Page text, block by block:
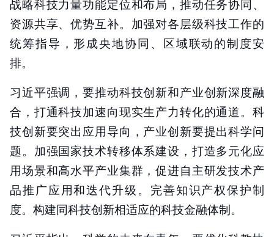
战略科技力量功能定位和布局，推动任务协同、
资源共享、优势互补。加强对各层级科技工作的
统筹指导，形成央地协同、区域联动的制度安
排。
习近平强调，要推动科技创新和产业创新深度融
合，打通科技加速向现实生产力转化的通道。科
技创新要突出应用导向，产业创新要提出科学问
题。加强国家技术转移体系建设，打造多元化应
用场景和高水平产业集群，促进自主研发技术产
品推广应用和迭代升级。完善知识产权保护制
度。构建同科技创新相适应的科技金融体制。